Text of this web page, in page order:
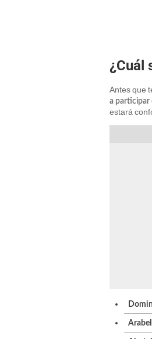
¿Cuál
Antes que
a participar
estará